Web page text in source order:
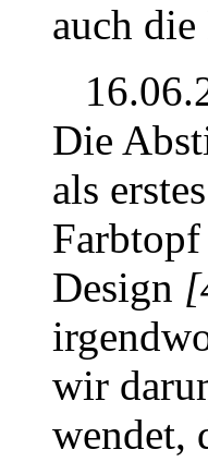
auch
Die
als
Design
wir
wendet,